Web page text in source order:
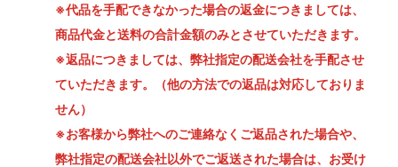
※代品を手配できなかった場合の返金につきましては、
商品代金と送料の合計金額のみとさせていただきます。
※返品につきましては、弊社指定の配送会社を手配させ
ていただきます。（他の方法での返品は対応しておりま
せん）
※お客様から弊社へのご連絡なくご返品された場合や、
弊社指定の配送会社以外でご返送された場合は、お受け